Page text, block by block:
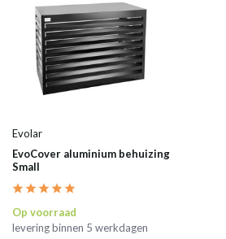
Evolar
EvoCover aluminium behuizing
Small
Op voorraad
levering binnen 5 werkdagen